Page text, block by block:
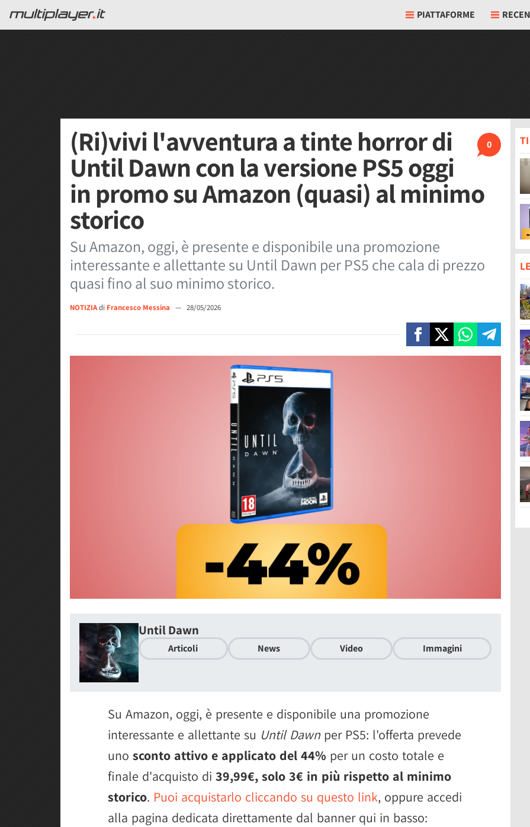
PIATTAFORME
0
(Ri)vivi l'avventura a tinte horror di
Until Dawn con la versione PS5 oggi
in promo su Amazon (quasi) al minimo
storico
Su Amazon, oggi, è presente e disponibile una promozione
interessante e allettante su Until Dawn per PS5 che cala di prezzo
quasi fino al suo minimo storico.
NOTIZIAdi Francesco Messina — 28/05/2026
Until Dawn
Articoli News Video Immagini
Su Amazon, oggi, è presente e disponibile una promozione
interessante e allettante su Until Dawnper PS5: l'offerta prevede
uno sconto attivo e applicato del 44% per un costo totale e
finale d'acquisto di 39,99€, solo 3€ in più rispetto al minimo
storico. Puoi acquistarlo cliccando su questo link, oppure accedi
alla pagina dedicata direttamente dal banner qui in basso: